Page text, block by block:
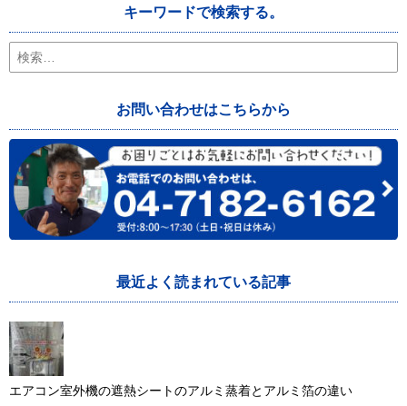
キーワードで検索する。
検
索:
お問い合わせはこちらから
最近よく読まれている記事
エアコン室外機の遮熱シートのアルミ蒸着とアルミ箔の違い